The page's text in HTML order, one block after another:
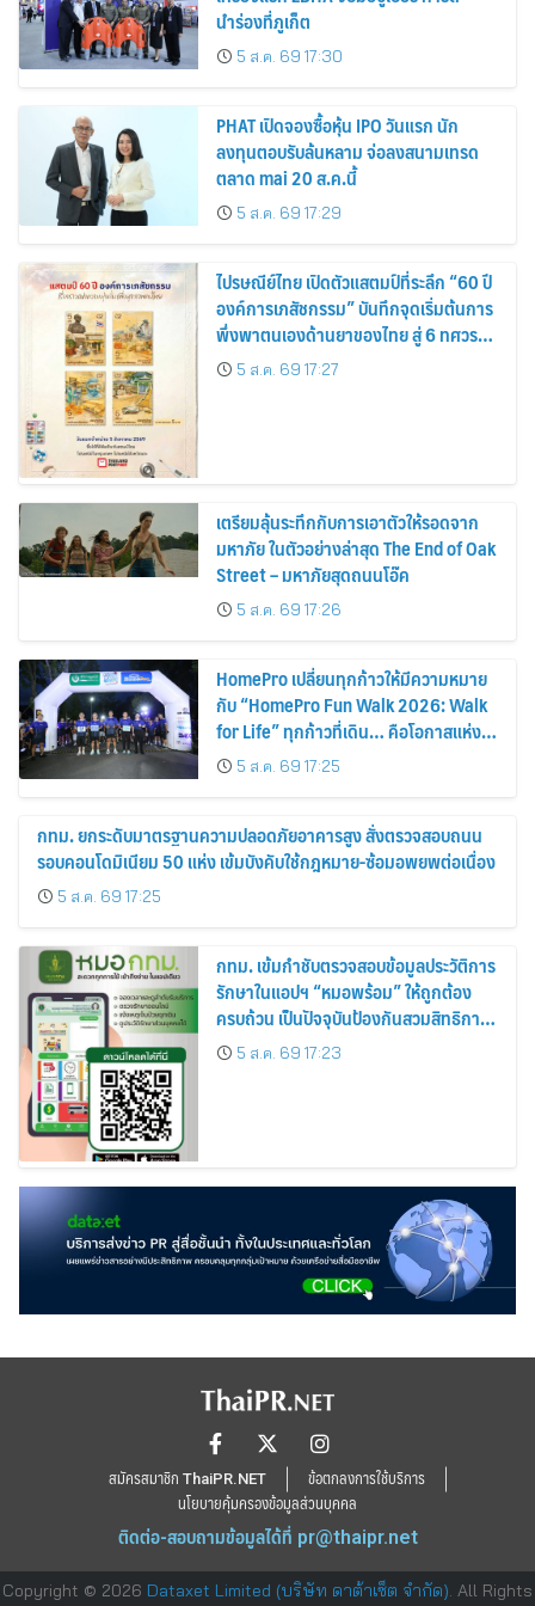
นำร่องที่ภูเก็ต
5 ส.ค. 69 17:30
PHAT เปิดจองซื้อหุ้น IPO วันแรก นัก
ลงทุนตอบรับล้นหลาม จ่อลงสนามเทรด
ตลาด mai 20 ส.ค.นี้
5 ส.ค. 69 17:29
ไปรษณีย์ไทย เปิดตัวแสตมป์ที่ระลึก “60 ปี
องค์การเภสัชกรรม” บันทึกจุดเริ่มต้นการ
พึ่งพาตนเองด้านยาของไทย สู่ 6 ทศวรรษ
แห่งการพัฒนาสุขภาพคนไทย
5 ส.ค. 69 17:27
เตรียมลุ้นระทึกกับการเอาตัวให้รอดจาก
มหาภัย ในตัวอย่างล่าสุด The End of Oak
Street – มหาภัยสุดถนนโอ๊ค
5 ส.ค. 69 17:26
HomePro เปลี่ยนทุกก้าวให้มีความหมาย
กับ “HomePro Fun Walk 2026: Walk
for Life” ทุกก้าวที่เดิน… คือโอกาสแห่ง
การมีชีวิต
5 ส.ค. 69 17:25
กทม. ยกระดับมาตรฐานความปลอดภัยอาคารสูง สั่งตรวจสอบถนน
รอบคอนโดมิเนียม 50 แห่ง เข้มบังคับใช้กฎหมาย-ซ้อมอพยพต่อเนื่อง
5 ส.ค. 69 17:25
กทม. เข้มกำชับตรวจสอบข้อมูลประวัติการ
รักษาในแอปฯ “หมอพร้อม” ให้ถูกต้อง
ครบถ้วน เป็นปัจจุบันป้องกันสวมสิทธิการ
รักษา5 ส.ค. 69 17:23
สมัครสมาชิก ThaiPR.NET
ข้อตกลงการใช้บริการ
นโยบายคุ้มครองข้อมูลส่วนบุคคล
ติดต่อ-สอบถามข้อมูลได้ที่ pr@thaipr.net
Copyright © 2026 Dataxet Limited (บริษัท ดาต้าเซ็ต จำกัด). All Rights